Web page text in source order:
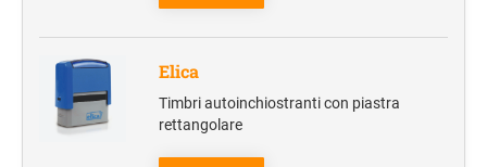
Mare
Trolley e borse da viaggio
Manifestazioni sportive
Accessori da viaggio
Elica
Timbri autoinchiostranti con piastra
rettangolare